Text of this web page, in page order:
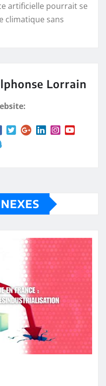
artificielle pourrait se
climatique sans
Lorrain